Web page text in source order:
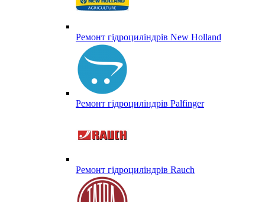
Ремонт гідроциліндрів New Holland
Ремонт гідроциліндрів Palfinger
Ремонт гідроциліндрів Rauch